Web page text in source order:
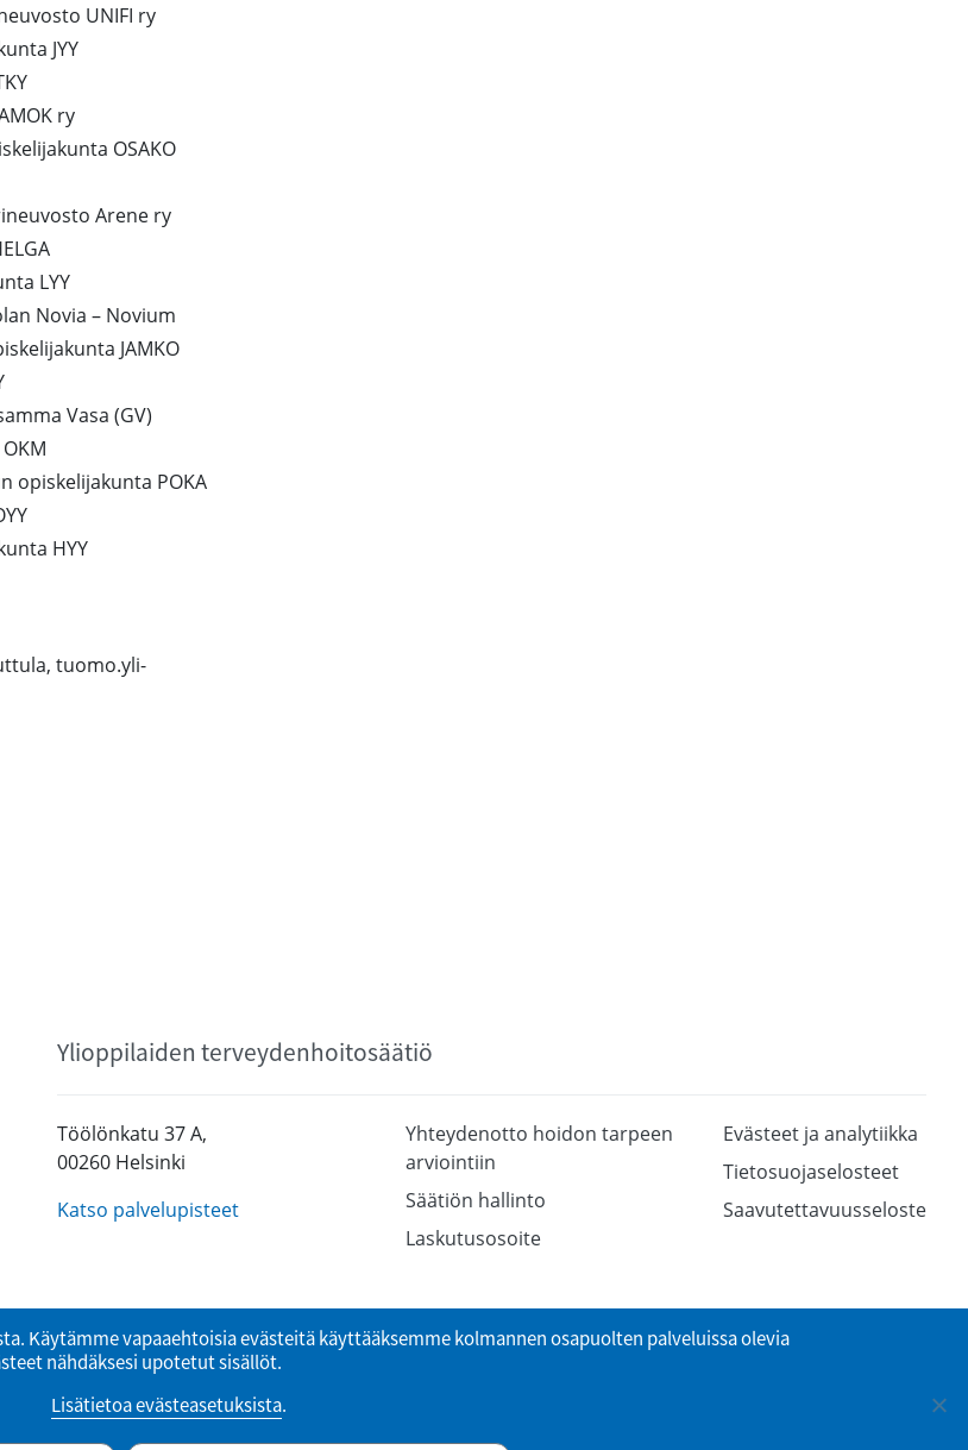
UNIFI ry
JYY
ry
OSAKO
Arene ry
LYY
Novia – Novium
JAMKO
Vasa (GV)
opiskelijakunta POKA
HYY
tuomo.yli-
Ylioppilaiden terveydenhoitosäätiö
Töölönkatu 37 A,
00260 Helsinki
Katso palvelupisteet
Yhteydenotto hoidon tarpeen
arviointiin
Säätiön hallinto
Laskutusosoite
Evästeet ja analytiikka
Tietosuojaselosteet
Saavutettavuusseloste
Käytämme vapaaehtoisia evästeitä käyttääksemme kolmannen osapuolten palveluissa olevia
nähdäksesi upotetut sisällöt.
Lisätietoa evästeasetuksista.